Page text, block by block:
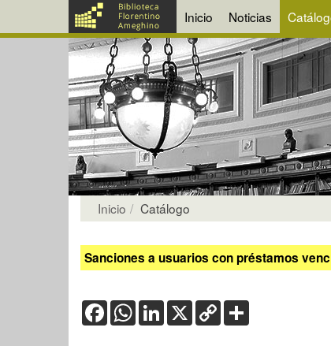
Inicio Noticias
Inicio Catálogo
Sanciones a usuarios con préstamos
FacebookWhatsApp
LinkedIn
X Copy
Link